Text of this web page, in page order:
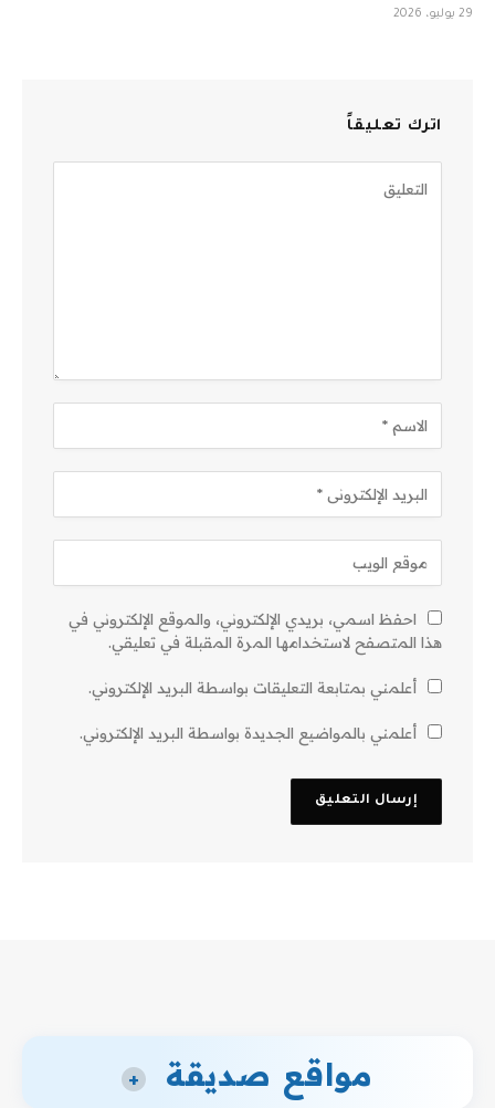
29 يوليو، 2026
اترك تعليقاً
احفظ اسمي، بريدي الإلكتروني، والموقع الإلكتروني في
هذا المتصفح لاستخدامها المرة المقبلة في تعليقي.
أعلمني بمتابعة التعليقات بواسطة البريد الإلكتروني.
أعلمني بالمواضيع الجديدة بواسطة البريد الإلكتروني.
مواقع صديقة +